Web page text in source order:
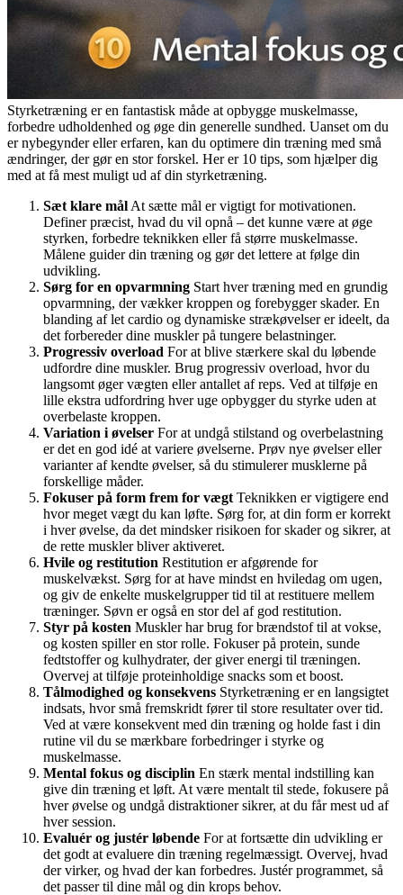
Styrketræning er en fantastisk måde at opbygge muskelmasse,
forbedre udholdenhed og øge din generelle sundhed. Uanset om du
er nybegynder eller erfaren, kan du optimere din træning med små
ændringer, der gør en stor forskel. Her er 10 tips, som hjælper dig
med at få mest muligt ud af din styrketræning.
Sæt klare mål At sætte mål er vigtigt for motivationen.
Definer præcist, hvad du vil opnå – det kunne være at øge
styrken, forbedre teknikken eller få større muskelmasse.
Målene guider din træning og gør det lettere at følge din
udvikling.
Sørg for en opvarmning Start hver træning med en grundig
opvarmning, der vækker kroppen og forebygger skader. En
blanding af let cardio og dynamiske strækøvelser er ideelt, da
det forbereder dine muskler på tungere belastninger.
Progressiv overload For at blive stærkere skal du løbende
udfordre dine muskler. Brug progressiv overload, hvor du
langsomt øger vægten eller antallet af reps. Ved at tilføje en
lille ekstra udfordring hver uge opbygger du styrke uden at
overbelaste kroppen.
Variation i øvelser For at undgå stilstand og overbelastning
er det en god idé at variere øvelserne. Prøv nye øvelser eller
varianter af kendte øvelser, så du stimulerer musklerne på
forskellige måder.
Fokuser på form frem for vægt Teknikken er vigtigere end
hvor meget vægt du kan løfte. Sørg for, at din form er korrekt
i hver øvelse, da det mindsker risikoen for skader og sikrer, at
de rette muskler bliver aktiveret.
Hvile og restitution Restitution er afgørende for
muskelvækst. Sørg for at have mindst en hviledag om ugen,
og giv de enkelte muskelgrupper tid til at restituere mellem
træninger. Søvn er også en stor del af god restitution.
Styr på kosten Muskler har brug for brændstof til at vokse,
og kosten spiller en stor rolle. Fokuser på protein, sunde
fedtstoffer og kulhydrater, der giver energi til træningen.
Overvej at tilføje proteinholdige snacks som et boost.
Tålmodighed og konsekvens Styrketræning er en langsigtet
indsats, hvor små fremskridt fører til store resultater over tid.
Ved at være konsekvent med din træning og holde fast i din
rutine vil du se mærkbare forbedringer i styrke og
muskelmasse.
Mental fokus og disciplin En stærk mental indstilling kan
give din træning et løft. At være mentalt til stede, fokusere på
hver øvelse og undgå distraktioner sikrer, at du får mest ud af
hver session.
Evaluér og justér løbende For at fortsætte din udvikling er
det godt at evaluere din træning regelmæssigt. Overvej, hvad
der virker, og hvad der kan forbedres. Justér programmet, så
det passer til dine mål og din krops behov.